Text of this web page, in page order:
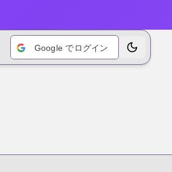
Google でログイン テーマを切